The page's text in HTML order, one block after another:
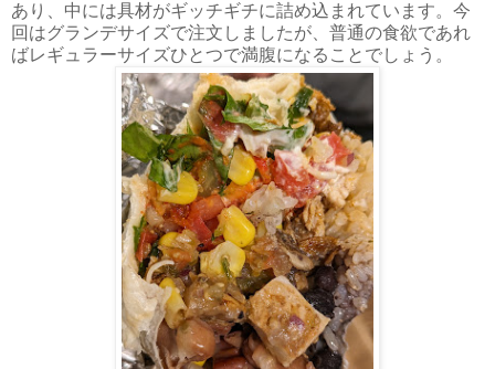
あり、中には具材がギッチギチに詰め込まれています。今
回はグランデサイズで注文しましたが、普通の食欲であれ
ばレギュラーサイズひとつで満腹になることでしょう。